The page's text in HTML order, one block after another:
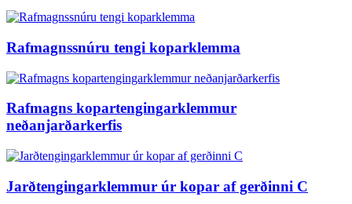
Rafmagnssnúru tengi koparklemma
Rafmagns kopartengingarklemmur
neðanjarðarkerfis
Jarðtengingarklemmur úr kopar af gerðinni C